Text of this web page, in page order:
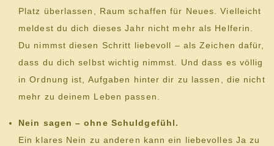
Platz überlassen, Raum schaffen für Neues. Vielleicht
meldest du dich dieses Jahr nicht mehr als Helferin.
Du nimmst diesen Schritt liebevoll – als Zeichen dafür,
dass du dich selbst wichtig nimmst. Und dass es völlig
in Ordnung ist, Aufgaben hinter dir zu lassen, die nicht
mehr zu deinem Leben passen.
Nein sagen – ohne Schuldgefühl.
Ein klares Nein zu anderen kann ein liebevolles Ja zu